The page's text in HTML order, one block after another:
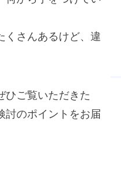
くさんあるけど、違
ひご覧いただきた
討のポイントをお届